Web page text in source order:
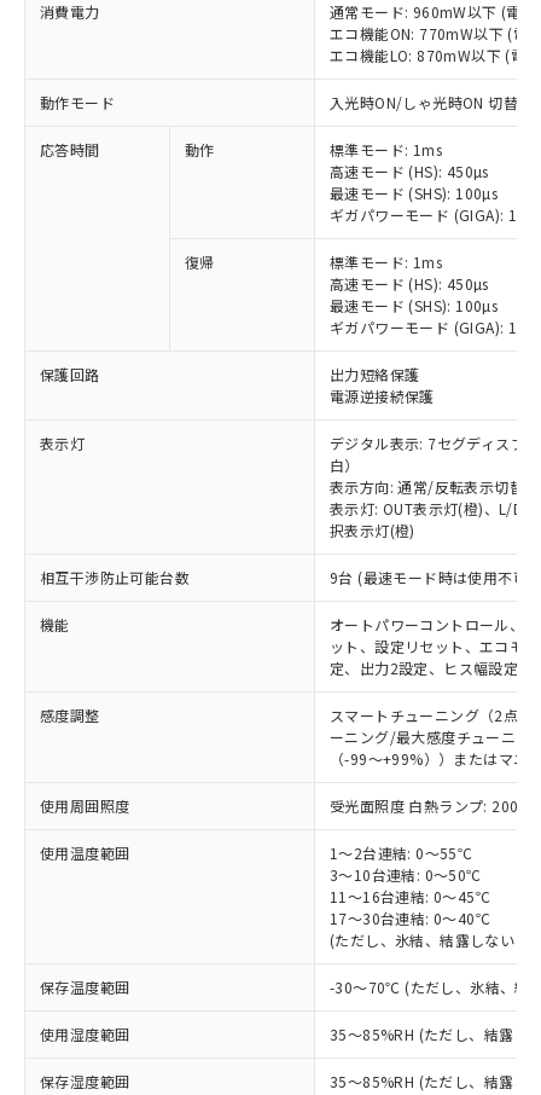
消費電力
通常モード: 960mW以下 (電
エコ機能ON: 770mW以下 (電
エコ機能LO: 870mW以下 (電
動作モード 入光時ON/しゃ光時ON 切替式
応答時間 動作
標準モード: 1ms
高速モード (HS): 450µs
最速モード (SHS): 100µs
ギガパワーモード (GIGA):
復帰
標準モード: 1ms
高速モード (HS): 450µs
最速モード (SHS): 100µs
ギガパワーモード (GIGA):
保護回路
出力短絡保護
電源逆接続保護
表示灯
デジタル表示: 7セグディスプ
白）
表示方向: 通常/反転表示切替
表示灯: OUT表示灯(橙)、L/D
択表示灯(橙)
相互干渉防止可能台数 9台 (最速モード時は使用不可)
機能
オートパワーコントロール、
ット、設定リセット、エコモ
定、出力2設定、ヒス幅設定
感度調整
スマートチューニング（2点
ーニング/最大感度チューニン
（-99～+99%））またはマニ
使用周囲照度 受光面照度 白熱ランプ:
使用温度範囲
1～2台連結: 0～55℃
3～10台連結: 0～50℃
11～16台連結: 0～45℃
17～30台連結: 0～40℃
(ただし、氷結、結露しないこ
保存温度範囲 -30～70℃ (ただし、氷結、結
使用湿度範囲 35～85%RH (ただし、結露し
保存湿度範囲 35～85%RH (ただし、結露し
以下の条件をお読みいただき、同意のうえ
本サービスは、当社制御機器事業取扱
商品の当社在庫状況および標準価格
(税抜)を提供させていただくもので
当社制御機器事業取扱商品の中には、
本サービスの対象外となる商品もある
ことをご了承ください。
在庫状況および標準価格照会結果は、
記載している更新日時点での社内デー
タに基づき作成されるものであり、閲
覧された時点での実際の在庫および標
対応済み：EU RoHS指令（10物質）の
非含有に対応した製品が提供可能な商品で
対応予定：EU RoHS指令（10物質）の非含
有に対応した製品に切り替える予定のある
対応予定なし：EU RoHS指令（10物質）の
非含有に非対応の商品で、対応品を出す予
調査・確認中：EU RoHS指令（10物質）の
非含有の対応状況を調査中または確認中の
商品です。
非該当品：ライセンス料など無形物で、有
害物質有無と関係のない商品です。
仕入先様の事情により、非含有部品として
いたものが、含有品と判明した場合などや
むを得ず変更することがあります。
*EU RoHS指令（10物質）：
鉛(Pb) 1000ppm以下、 水銀(Hg) 1000ppm以下、 カド
六価クロム(Cr(Ⅵ)) 1000ppm以下、ポリ臭化ビフェニル
「○」：最大均質材料含有率が中国RoHSの
基準値以下であることを示します。
「×」：最大均質材料含有率が中国RoHSの
基準値を超えていることを示します。
「－」：未確認です。当社販売部門へお問
*中国RoHS10物質の基準値 (GB/T26572)：
Pb(鉛) :1000ppm、 Hg(水銀) : 1000ppm、 Cd(カドミウ
ム) : 100ppm、
当社は、これら貴社製品のうち、外国
為替および外国貿易法に定める商品
（以下｢規制貨物等」という）を輸出
または国外への提供する場合は、日本
国政府の輸出許可(または役務取引許
可)を取得するなどの必要な手続きを
記
号